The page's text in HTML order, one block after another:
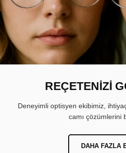
REÇETENİZİ
Deneyimli optisyen ekibimiz,
camı çözümlerini
DAHA FAZLA